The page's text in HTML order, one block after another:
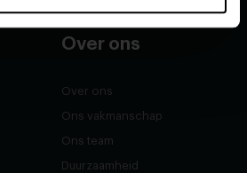
Over ons
Over ons
Ons vakmanschap
Ons team
Duurzaamheid